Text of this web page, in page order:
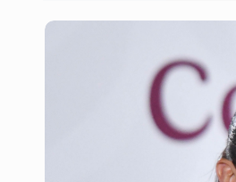
Catean
Ex
Reporta